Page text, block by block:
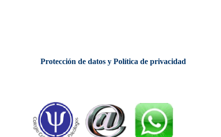
Protección de datos y Política de privacidad